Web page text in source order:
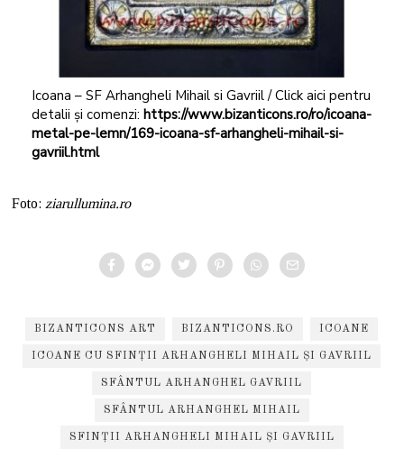
Icoana – SF Arhangheli Mihail si Gavriil / Click aici pentru
detalii și comenzi: https://www.bizanticons.ro/ro/icoana-
metal-pe-lemn/169-icoana-sf-arhangheli-mihail-si-
gavriil.html
Foto: ziarullumina.ro
BIZANTICONS ART BIZANTICONS.RO ICOANE
ICOANE CU SFINȚII ARHANGHELI MIHAIL ȘI GAVRIIL
SFÂNTUL ARHANGHEL GAVRIIL
SFÂNTUL ARHANGHEL MIHAIL
SFINȚII ARHANGHELI MIHAIL ȘI GAVRIIL